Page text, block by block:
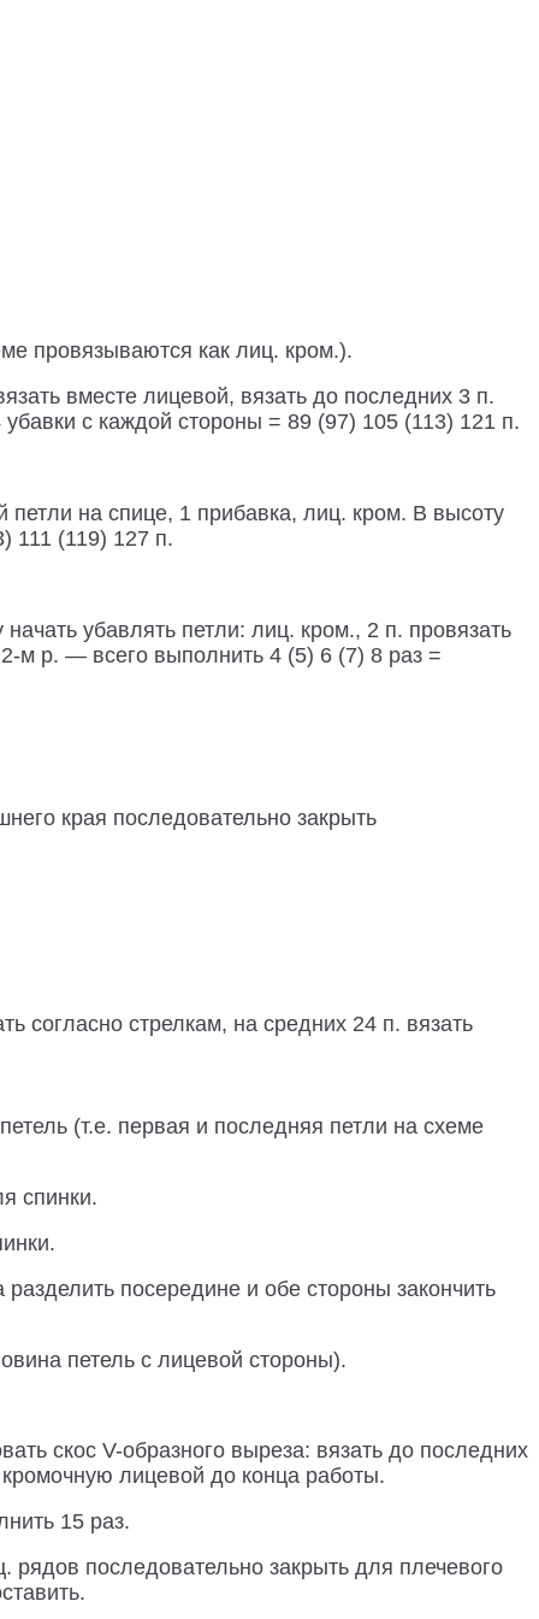
провязываются как лиц. кром.).
вместе лицевой, вязать до последних 3 п.
с каждой стороны = 89 (97) 105 (113) 121 п.
на спице, 1 прибавка, лиц. кром. В высоту
111 (119) 127 п.
убавлять петли: лиц. кром., 2 п. провязать
м р. — всего выполнить 4 (5) 6 (7) 8 раз =
края последовательно закрыть
согласно стрелкам, на средних 24 п. вязать
(т.е. первая и последняя петли на схеме
спинки.
посередине и обе стороны закончить
петель с лицевой стороны).
скос V-образного выреза: вязать до последних
лицевой до конца работы.
15 раз.
рядов последовательно закрыть для плечевого